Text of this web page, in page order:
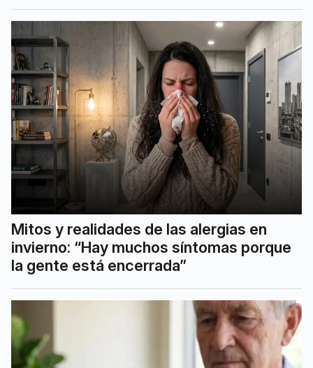
Mitos y realidades de las alergias en
invierno: “Hay muchos síntomas porque
la gente está encerrada”